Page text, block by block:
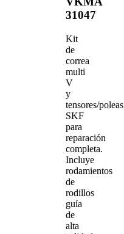
31047
Kit
de
correa
multi
V
y
tensores/poleas
SKF
para
reparación
completa.
Incluye
rodamientos
de
rodillos
guía
de
alta